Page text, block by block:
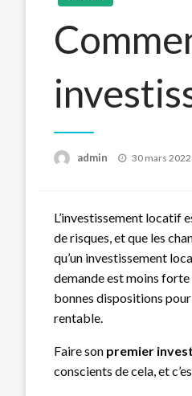
admin
Posted
30 mars 2022
L’investissement locatif
de risques, et que les
qu’un investissement
demande est moins forte
bonnes dispositions
rentable.
Faire son premier
conscients de cela, et